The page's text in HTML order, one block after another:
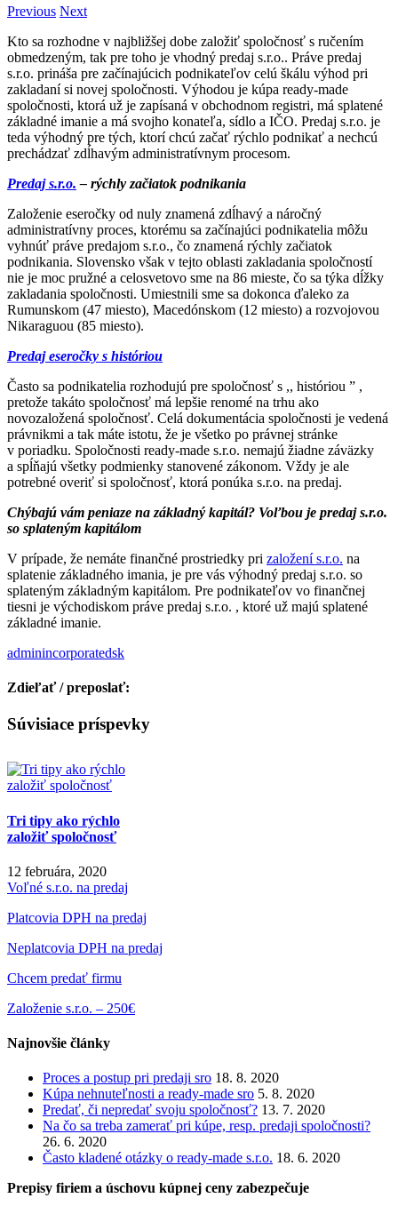
Previous Next
Kto sa rozhodne v najbližšej dobe založiť spoločnosť s ručením
obmedzeným, tak pre toho je vhodný predaj s.r.o.. Práve predaj
s.r.o. prináša pre začínajúcich podnikateľov celú škálu výhod pri
zakladaní si novej spoločnosti. Výhodou je kúpa ready-made
spoločnosti, ktorá už je zapísaná v obchodnom registri, má splatené
základné imanie a má svojho konateľa, sídlo a IČO. Predaj s.r.o. je
teda výhodný pre tých, ktorí chcú začať rýchlo podnikať a nechcú
prechádzať zdĺhavým administratívnym procesom.
Predaj s.r.o. – rýchly začiatok podnikania
Založenie eseročky od nuly znamená zdĺhavý a náročný
administratívny proces, ktorému sa začínajúci podnikatelia môžu
vyhnúť práve predajom s.r.o., čo znamená rýchly začiatok
podnikania. Slovensko však v tejto oblasti zakladania spoločností
nie je moc pružné a celosvetovo sme na 86 mieste, čo sa týka dĺžky
zakladania spoločnosti. Umiestnili sme sa dokonca ďaleko za
Rumunskom (47 miesto), Macedónskom (12 miesto) a rozvojovou
Nikaraguou (85 miesto).
Predaj eseročky s históriou
Často sa podnikatelia rozhodujú pre spoločnosť s ,, históriou ˮ ,
pretože takáto spoločnosť má lepšie renomé na trhu ako
novozaložená spoločnosť. Celá dokumentácia spoločnosti je vedená
právnikmi a tak máte istotu, že je všetko po právnej stránke
v poriadku. Spoločnosti ready-made s.r.o. nemajú žiadne záväzky
a spĺňajú všetky podmienky stanovené zákonom. Vždy je ale
potrebné overiť si spoločnosť, ktorá ponúka s.r.o. na predaj.
Chýbajú vám peniaze na základný kapitál? Voľbou je predaj s.r.o.
so splateným kapitálom
V prípade, že nemáte finančné prostriedky pri založení s.r.o. na
splatenie základného imania, je pre vás výhodný predaj s.r.o. so
splateným základným kapitálom. Pre podnikateľov vo finančnej
tiesni je východiskom práve predaj s.r.o. , ktoré už majú splatené
základné imanie.
adminincorporatedsk
Zdieľať / preposlať:
Facebook
X
Reddit
LinkedIn
WhatsApp
Tumblr
Pinterest
Vk
Email
Súvisiace príspevky
Tri tipy ako rýchlo
založiť spoločnosť
12 februára, 2020
Voľné s.r.o. na predaj
Platcovia DPH na predaj
Neplatcovia DPH na predaj
Chcem predať firmu
Založenie s.r.o. – 250€
Najnovšie články
Proces a postup pri predaji sro 18. 8. 2020
Kúpa nehnuteľnosti a ready-made sro 5. 8. 2020
Predať, či nepredať svoju spoločnosť? 13. 7. 2020
Na čo sa treba zamerať pri kúpe, resp. predaji spoločnosti?
26. 6. 2020
Často kladené otázky o ready-made s.r.o. 18. 6. 2020
Prepisy firiem a úschovu kúpnej ceny zabezpečuje